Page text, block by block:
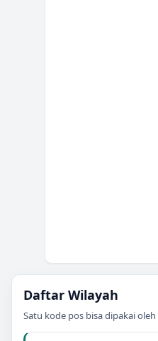
Daftar Wilayah
Satu kode pos bisa dipakai